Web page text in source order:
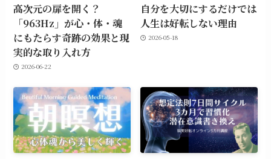
高次元の扉を開く？
「963Hz」が心・体・魂
にもたらす奇跡の効果と現
実的な取り入れ方
2026-06-22
自分を大切にするだけでは
人生は好転しない理由
2026-05-18